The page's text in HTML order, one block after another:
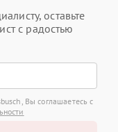
оставьте
с радостью
Вы соглашаетесь с